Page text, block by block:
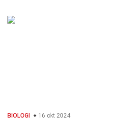
BIOLOGI 16 okt 2024